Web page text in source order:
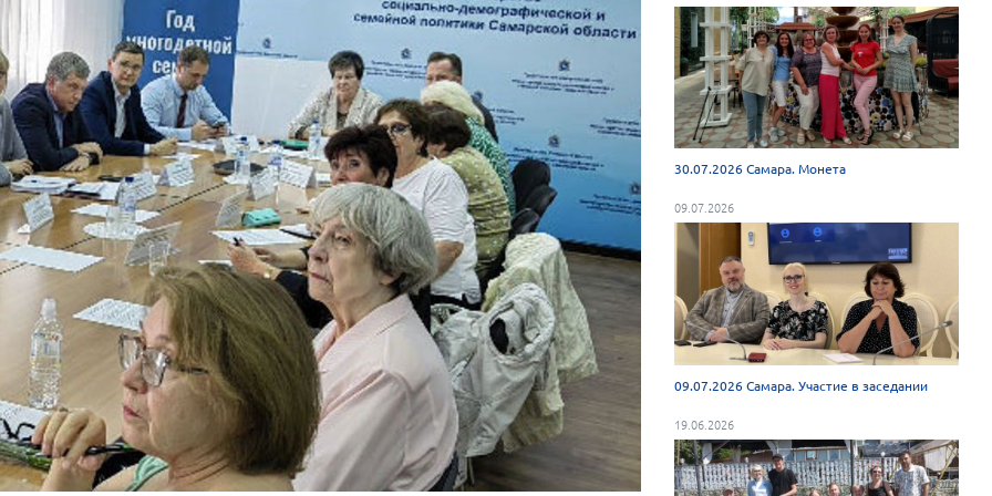
30.07.2026 Самара. Монета
09.07.2026
09.07.2026 Самара. Участие в заседании
19.06.2026